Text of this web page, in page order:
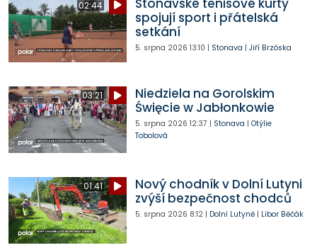
02:44
spojují sport i přátelská
setkání
5. srpna 2026 13:10 | Stonava | Jiří Brzóska
03:21
Niedziela na Gorolskim
Święcie w Jabłonkowie
5. srpna 2026 12:37 | Stonava | Otýlie
Tobolová
01:41
Nový chodník v Dolní Lutyni
zvýší bezpečnost chodců
5. srpna 2026 8:12| Dolní Lutyně| Libor Běčák